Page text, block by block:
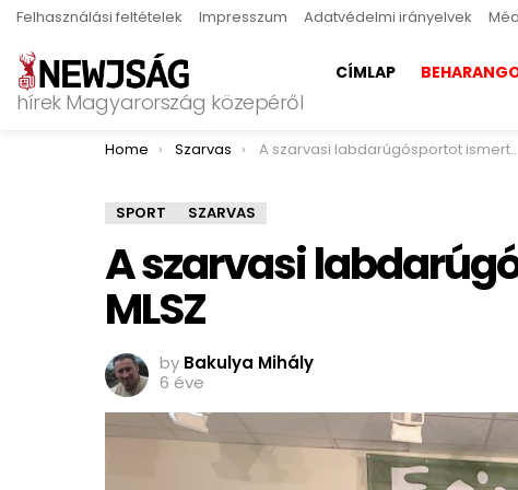
Felhasználási feltételek Impresszum Adatvédelmi irányelvek
hírek Magyarország közepéről
CÍMLAP
You are here:
Home Szarvas A szarvasi labdarúgósportot ismerte el az MLSZ
SPORT SZARVAS
A szarvasi
MLSZ
by Bakulya Mihály
6 éve